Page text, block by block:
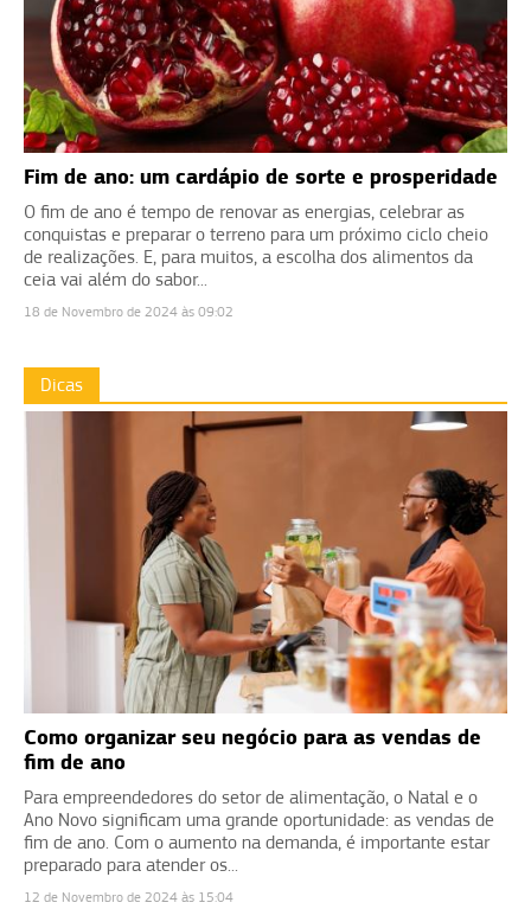
Fim de ano: um cardápio de sorte e prosperidade
O fim de ano é tempo de renovar as energias, celebrar as
conquistas e preparar o terreno para um próximo ciclo cheio
de realizações. E, para muitos, a escolha dos alimentos da
ceia vai além do sabor...
18 de Novembro de 2024 às 09:02
Dicas
Como organizar seu negócio para as vendas de
fim de ano
Para empreendedores do setor de alimentação, o Natal e o
Ano Novo significam uma grande oportunidade: as vendas de
fim de ano. Com o aumento na demanda, é importante estar
preparado para atender os...
12 de Novembro de 2024 às 15:04